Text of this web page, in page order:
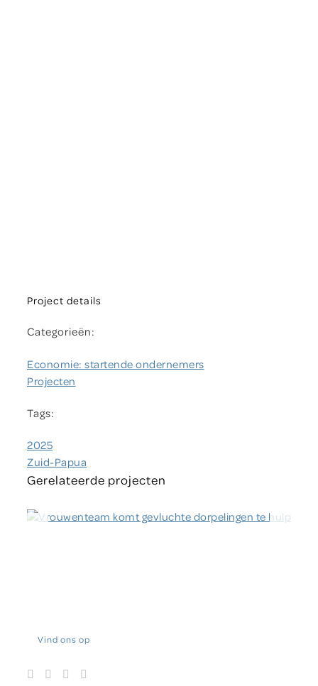
Project details
Categorieën:
Economie: startende ondernemers
Projecten
Tags:
2025
Zuid-Papua
Gerelateerde projecten
Vind ons op